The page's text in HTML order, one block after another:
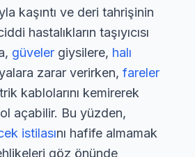
kaşıntı ve deri tahrişinin
hastalıkların taşıyıcısı
güveler giysilere, halı
zarar verirken, fareler
kablolarını kemirerek
açabilir. Bu yüzden,
istilasını hafife almamak
göz önünde